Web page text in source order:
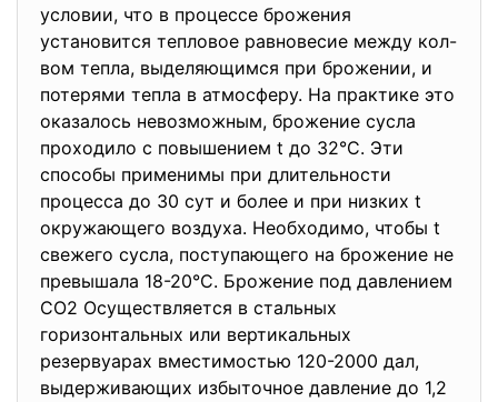
условии, что в процессе брожения
установится тепловое равновесие между кол-
вом тепла, выделяющимся при брожении, и
потерями тепла в атмосферу. На практике это
оказалось невозможным, брожение сусла
проходило с повышением t до 32°С. Эти
способы применимы при длительности
процесса до 30 сут и более и при низких t
окружающего воздуха. Необходимо, чтобы t
свежего сусла, поступающего на брожение не
превышала 18-20°С. Брожение под давлением
СО2 Осуществляется в стальных
горизонтальных или вертикальных
резервуарах вместимостью 120-2000 дал,
выдерживающих избыточное давление до 1,2